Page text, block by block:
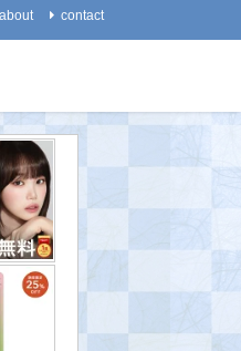
about contact
率】62兆8000億桁計
世界記録更新＝
08-23